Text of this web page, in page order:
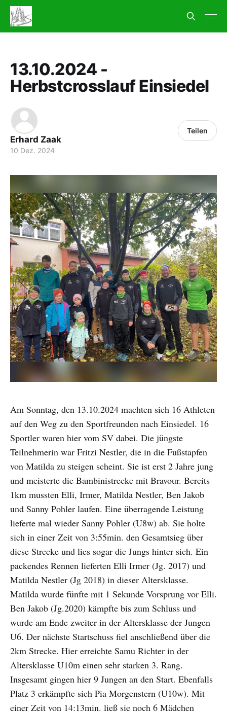
13.10.2024 -
Herbstcrosslauf Einsiedel
Erhard Zaak
10 Dez. 2024
Teilen
Am Sonntag, den 13.10.2024 machten sich 16 Athleten
auf den Weg zu den Sportfreunden nach Einsiedel. 16
Sportler waren hier vom SV dabei. Die jüngste
Teilnehmerin war Fritzi Nestler, die in die Fußstapfen
von Matilda zu steigen scheint. Sie ist erst 2 Jahre jung
und meisterte die Bambinistrecke mit Bravour. Bereits
1km mussten Elli, Irmer, Matilda Nestler, Ben Jakob
und Sanny Pohler laufen. Eine überragende Leistung
lieferte mal wieder Sanny Pohler (U8w) ab. Sie holte
sich in einer Zeit von 3:55min. den Gesamtsieg über
diese Strecke und lies sogar die Jungs hinter sich. Ein
packendes Rennen lieferten Elli Irmer (Jg. 2017) und
Matilda Nestler (Jg 2018) in dieser Altersklasse.
Matilda wurde fünfte mit 1 Sekunde Vorsprung vor Elli.
Ben Jakob (Jg.2020) kämpfte bis zum Schluss und
wurde am Ende zweiter in der Altersklasse der Jungen
U6. Der nächste Startschuss fiel anschließend über die
2km Strecke. Hier erreichte Samu Richter in der
Altersklasse U10m einen sehr starken 3. Rang.
Insgesamt gingen hier 9 Jungen an den Start. Ebenfalls
Platz 3 erkämpfte sich Pia Morgenstern (U10w). Mit
einer Zeit von 14:13min. ließ sie noch 6 Mädchen